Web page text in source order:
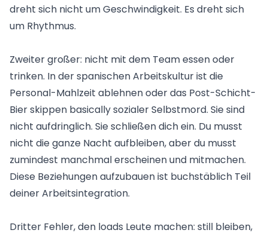
dreht sich nicht um Geschwindigkeit. Es dreht sich
um Rhythmus.
Zweiter großer: nicht mit dem Team essen oder
trinken. In der spanischen Arbeitskultur ist die
Personal-Mahlzeit ablehnen oder das Post-Schicht-
Bier skippen basically sozialer Selbstmord. Sie sind
nicht aufdringlich. Sie schließen dich ein. Du musst
nicht die ganze Nacht aufbleiben, aber du musst
zumindest manchmal erscheinen und mitmachen.
Diese Beziehungen aufzubauen ist buchstäblich Teil
deiner Arbeitsintegration.
Dritter Fehler, den loads Leute machen: still bleiben,